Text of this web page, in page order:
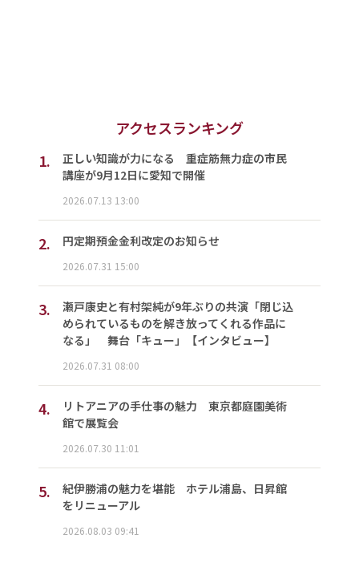
アクセスランキング
1.
正しい知識が力になる 重症筋無力症の市民
講座が9月12日に愛知で開催
2026.07.13 13:00
2. 円定期預金金利改定のお知らせ
2026.07.31 15:00
3.
瀬戸康史と有村架純が9年ぶりの共演「閉じ込
められているものを解き放ってくれる作品に
なる」 舞台「キュー」【インタビュー】
2026.07.31 08:00
4.
リトアニアの手仕事の魅力 東京都庭園美術
館で展覧会
2026.07.30 11:01
5.
紀伊勝浦の魅力を堪能 ホテル浦島、日昇館
をリニューアル
2026.08.03 09:41